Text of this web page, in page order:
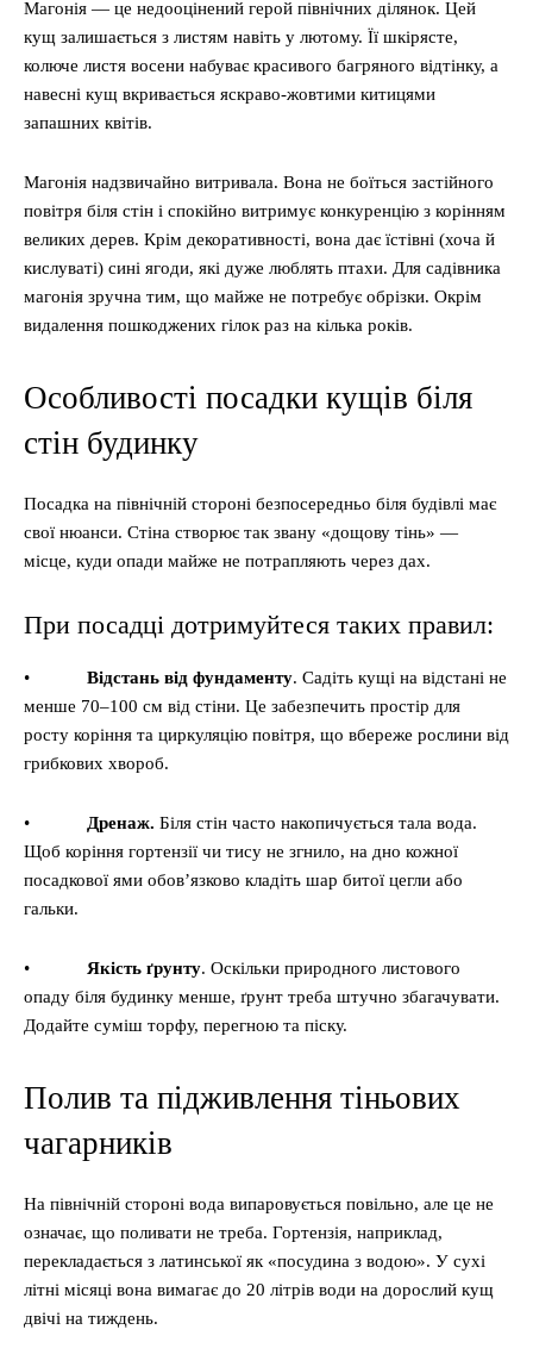
Магонія — це недооцінений герой північних ділянок. Цей
кущ залишається з листям навіть у лютому. Її шкірясте,
колюче листя восени набуває красивого багряного відтінку, а
навесні кущ вкривається яскраво-жовтими китицями
запашних квітів.
Магонія надзвичайно витривала. Вона не боїться застійного
повітря біля стін і спокійно витримує конкуренцію з корінням
великих дерев. Крім декоративності, вона дає їстівні (хоча й
кислуваті) сині ягоди, які дуже люблять птахи. Для садівника
магонія зручна тим, що майже не потребує обрізки. Окрім
видалення пошкоджених гілок раз на кілька років.
Особливості посадки кущів біля
стін будинку
Посадка на північній стороні безпосередньо біля будівлі має
свої нюанси. Стіна створює так звану «дощову тінь» —
місце, куди опади майже не потрапляють через дах.
При посадці дотримуйтеся таких правил:
• Відстань від фундаменту. Садіть кущі на відстані не
менше 70–100 см від стіни. Це забезпечить простір для
росту коріння та циркуляцію повітря, що вбереже рослини від
грибкових хвороб.
• Дренаж. Біля стін часто накопичується тала вода.
Щоб коріння гортензії чи тису не згнило, на дно кожної
посадкової ями обов’язково кладіть шар битої цегли або
гальки.
• Якість ґрунту. Оскільки природного листового
опаду біля будинку менше, ґрунт треба штучно збагачувати.
Додайте суміш торфу, перегною та піску.
Полив та підживлення тіньових
чагарників
На північній стороні вода випаровується повільно, але це не
означає, що поливати не треба. Гортензія, наприклад,
перекладається з латинської як «посудина з водою». У сухі
літні місяці вона вимагає до 20 літрів води на дорослий кущ
двічі на тиждень.